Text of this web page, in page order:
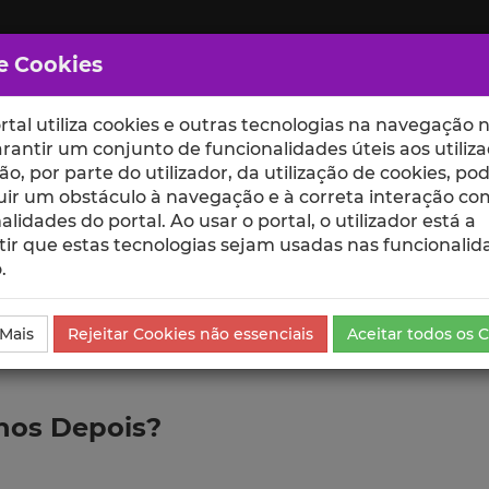
ESCOLAS UNIDADES
Depois?
Cookies
utiliza cookies e outras tecnologias na navegação
um conjunto de funcionalidades úteis aos
por parte do utilizador, da utilização de cookies,
um obstáculo à navegação e à correta interação
do portal. Ao usar o portal, o utilizador está a
que estas tecnologias sejam usadas nas
Rejeitar Cookies não essenciais Aceitar todos os